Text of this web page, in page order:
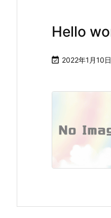
Hello
 2022年1月10日